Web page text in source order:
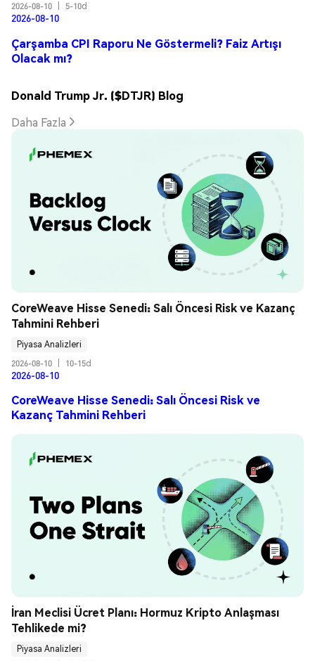
2026-08-10
5-10d
2026-08-10
Çarşamba CPI Raporu Ne Göstermeli? Faiz Artışı
Olacak mı?
Donald Trump Jr. ($DTJR) Blog
Daha Fazla
CoreWeave Hisse Senedi: Salı Öncesi Risk ve Kazanç
Tahmini Rehberi
Piyasa Analizleri
2026-08-10
10-15d
2026-08-10
CoreWeave Hisse Senedi: Salı Öncesi Risk ve
Kazanç Tahmini Rehberi
İran Meclisi Ücret Planı: Hormuz Kripto Anlaşması
Tehlikede mi?
Piyasa Analizleri